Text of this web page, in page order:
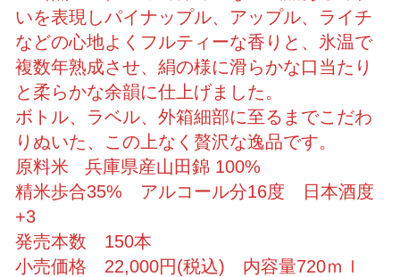
いを表現しパイナップル、アップル、ライチ
などの心地よくフルティーな香りと、氷温で
複数年熟成させ、絹の様に滑らかな口当たり
と柔らかな余韻に仕上げました。
ボトル、ラベル、外箱細部に至るまでこだわ
りぬいた、この上なく贅沢な逸品です。
原料米 兵庫県産山田錦 100%
精米歩合35% アルコール分16度 日本酒度
+3
発売本数 150本
小売価格 22,000円(税込) 内容量720ｍｌ